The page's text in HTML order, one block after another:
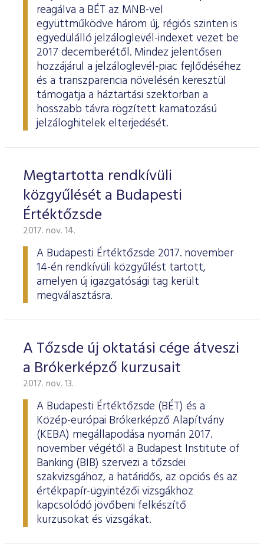
reagálva a BÉT az MNB-vel
együttműködve három új, régiós szinten is
egyedülálló jelzáloglevél-indexet vezet be
2017 decemberétől. Mindez jelentősen
hozzájárul a jelzáloglevél-piac fejlődéséhez
és a transzparencia növelésén keresztül
támogatja a háztartási szektorban a
hosszabb távra rögzített kamatozású
jelzáloghitelek elterjedését.
Megtartotta rendkívüli
közgyűlését a Budapesti
Értéktőzsde
2017. nov. 14.
A Budapesti Értéktőzsde 2017. november
14-én rendkívüli közgyűlést tartott,
amelyen új igazgatósági tag került
megválasztásra.
A Tőzsde új oktatási cége átveszi
a Brókerképző kurzusait
2017. nov. 13.
A Budapesti Értéktőzsde (BÉT) és a
Közép-európai Brókerképző Alapítvány
(KEBA) megállapodása nyomán 2017.
november végétől a Budapest Institute of
Banking (BIB) szervezi a tőzsdei
szakvizsgához, a határidős, az opciós és az
értékpapír-ügyintézői vizsgákhoz
kapcsolódó jövőbeni felkészítő
kurzusokat és vizsgákat.